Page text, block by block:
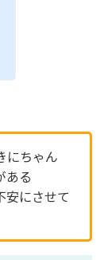
にちゃん
ある
安にさせて